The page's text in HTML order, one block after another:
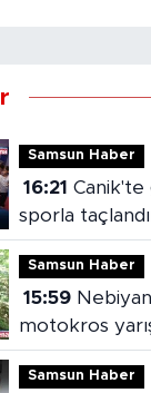
Samsun Haber
16:21
sporla
Samsun Haber
15:59Nebiyan'da nefes kesen
motokros
Samsun Haber